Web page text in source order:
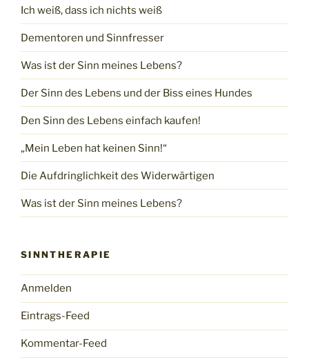
Ich weiß, dass ich nichts weiß
Dementoren und Sinnfresser
Was ist der Sinn meines Lebens?
Der Sinn des Lebens und der Biss eines Hundes
Den Sinn des Lebens einfach kaufen!
„Mein Leben hat keinen Sinn!“
Die Aufdringlichkeit des Widerwärtigen
Was ist der Sinn meines Lebens?
SINNTHERAPIE
Anmelden
Eintrags-Feed
Kommentar-Feed